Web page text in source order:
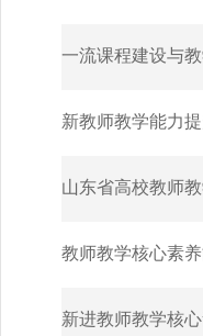
一流课程建设与
新教师教学能力
山东省高校教师
教师教学核心素
新进教师教学核